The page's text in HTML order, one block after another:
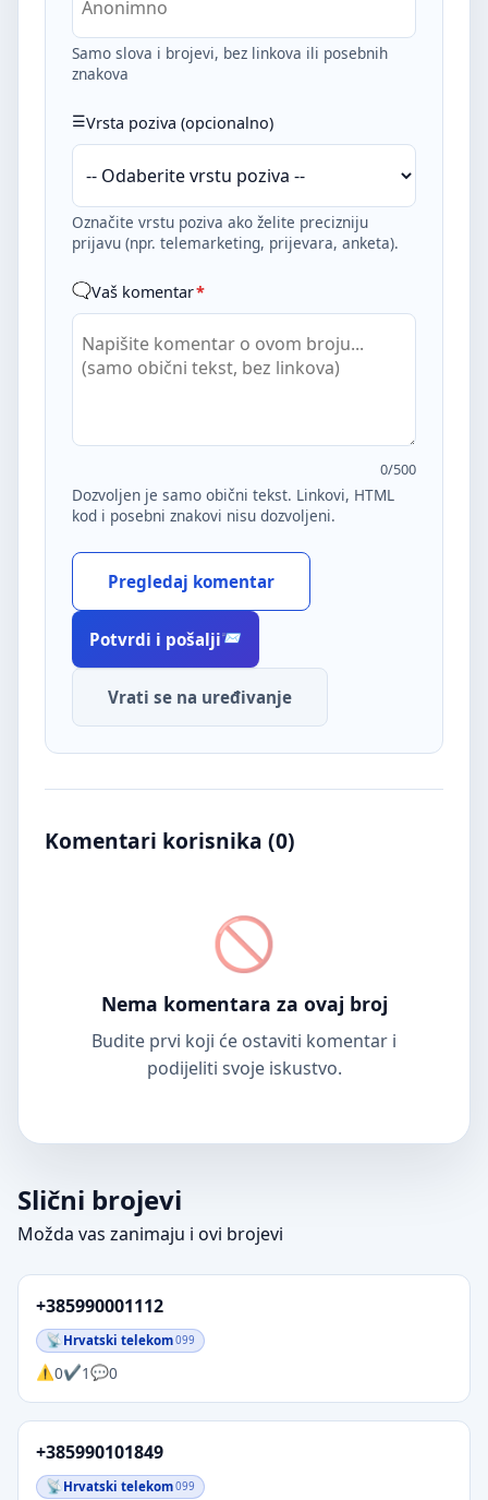
Samo slova i brojevi, bez linkova ili posebnih
znakova
Vrsta poziva (opcionalno)
Označite vrstu poziva ako želite precizniju
prijavu (npr. telemarketing, prijevara, anketa).
Vaš komentar*
0/500
Dozvoljen je samo obični tekst. Linkovi, HTML
kod i posebni znakovi nisu dozvoljeni.
Pregledaj komentar
Potvrdi i pošalji
Vrati se na uređivanje
Komentari korisnika (0)
Nema komentara za ovaj broj
Budite prvi koji će ostaviti komentar i
podijeliti svoje iskustvo.
Slični brojevi
Možda vas zanimaju i ovi brojevi
+385990001112
Hrvatski telekom099
0 1 0
+385990101849
Hrvatski telekom099